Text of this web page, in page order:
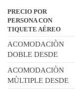
PRECIO POR
PERSONA CON
TIQUETE AÉREO
ACOMODACIÒN
DOBLE DESDE
ACOMODACIÒN
MÙLTIPLE DESDE